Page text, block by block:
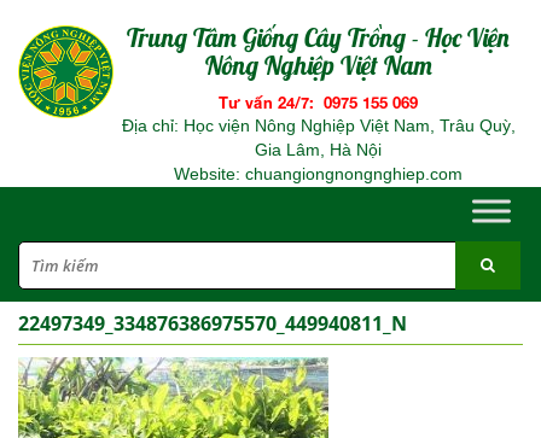
Trung Tâm Giống Cây Trồng - Học Viện
Nông Nghiệp Việt Nam
Tư vấn 24/7: 0975 155 069
Địa chỉ: Học viện Nông Nghiệp Việt Nam, Trâu Quỳ,
Gia Lâm, Hà Nội
Website: chuangiongnongnghiep.com
22497349_334876386975570_449940811_N